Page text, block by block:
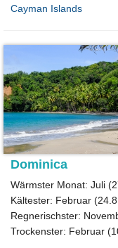
Cayman Islands
Dominica
Wärmster Monat: Juli
Kältester: Februar
Regnerischster:
Trockenster: Februar